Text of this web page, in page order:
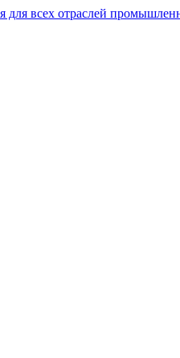
для всех отраслей